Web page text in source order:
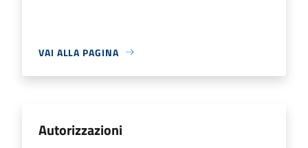
VAI ALLA PAGINA
Autorizzazioni